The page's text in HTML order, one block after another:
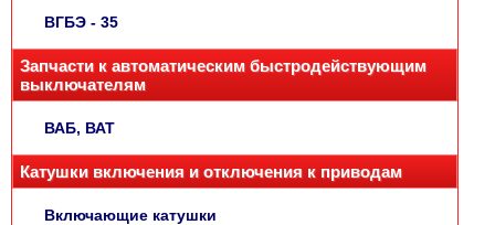
ВГБЭ - 35
Запчасти к автоматическим быстродействующим
выключателям
ВАБ, ВАТ
Катушки включения и отключения к приводам
Включающие катушки